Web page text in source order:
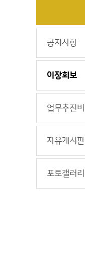
공지사항
이장회보
업무추진비
자유게시판
포토갤러리